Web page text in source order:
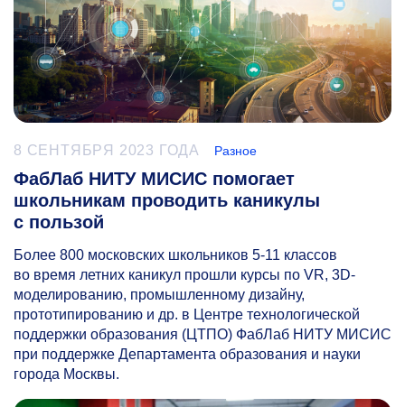
8 СЕНТЯБРЯ 2023 ГОДА Разное
ФабЛаб НИТУ МИСИС помогает
школьникам проводить каникулы
с пользой
Более 800 московских школьников 5-11 классов
во время летних каникул прошли курсы по VR, 3D-
моделированию, промышленному дизайну,
прототипированию и др. в Центре технологической
поддержки образования (ЦТПО) ФабЛаб НИТУ МИСИС
при поддержке Департамента образования и науки
города Москвы.